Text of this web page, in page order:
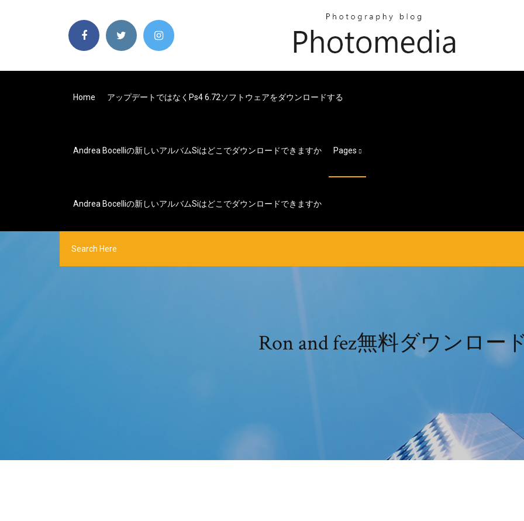
Home アップデートではなくps4 6.72ソフトウェアをダウンロードする
Andrea Bocelliの新しいアルバムsiはどこでダウンロードできますか Pages
Andrea Bocelliの新しいアルバムsiはどこでダウンロードできますか
Ron and fez無料ダウンロー